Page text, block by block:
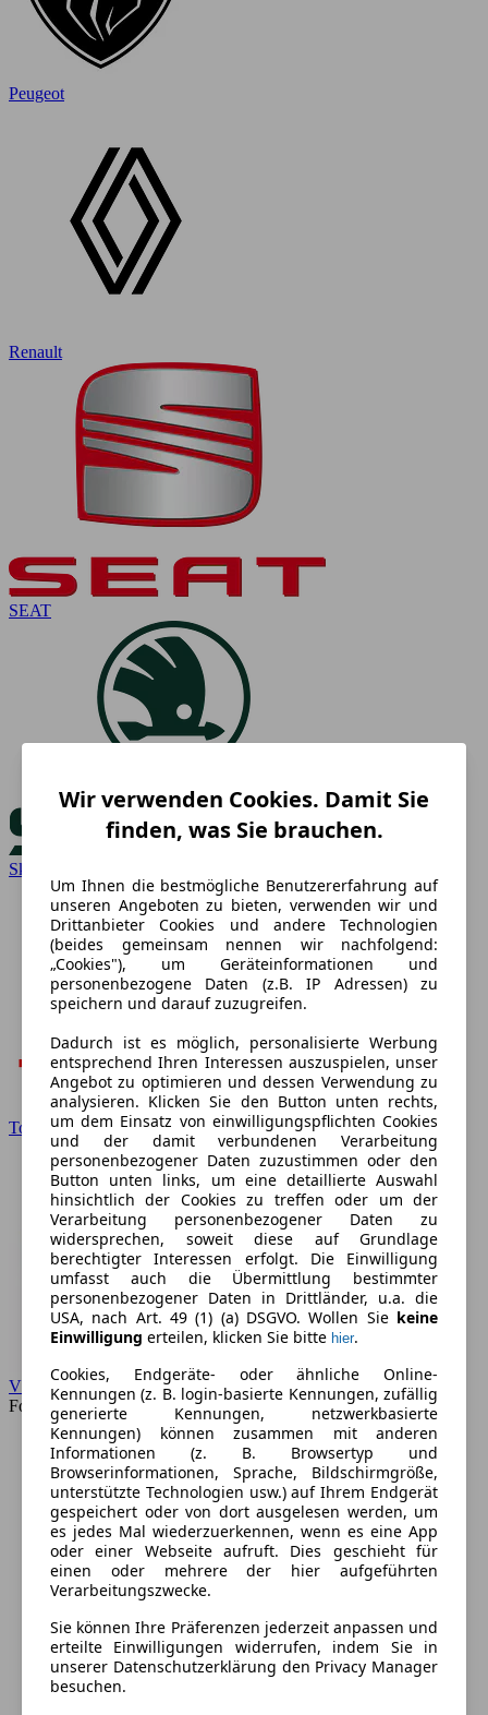
Peugeot
Renault
SEAT
Skoda
Toyota
VW
Forum
Wir verwenden Cookies. Damit Sie
finden, was Sie brauchen.
Um Ihnen die bestmögliche Benutzererfahrung auf
unseren Angeboten zu bieten, verwenden wir und
Drittanbieter Cookies und andere Technologien
(beides gemeinsam nennen wir nachfolgend:
„Cookies"), um Geräteinformationen und
personenbezogene Daten (z.B. IP Adressen) zu
speichern und darauf zuzugreifen.
Dadurch ist es möglich, personalisierte Werbung
entsprechend Ihren Interessen auszuspielen, unser
Angebot zu optimieren und dessen Verwendung zu
analysieren. Klicken Sie den Button unten rechts,
um dem Einsatz von einwilligungspflichten Cookies
und der damit verbundenen Verarbeitung
personenbezogener Daten zuzustimmen oder den
Button unten links, um eine detaillierte Auswahl
hinsichtlich der Cookies zu treffen oder um der
Verarbeitung personenbezogener Daten zu
widersprechen, soweit diese auf Grundlage
berechtigter Interessen erfolgt. Die Einwilligung
umfasst auch die Übermittlung bestimmter
personenbezogener Daten in Drittländer, u.a. die
USA, nach Art. 49 (1) (a) DSGVO. Wollen Sie keine
Einwilligung erteilen, klicken Sie bitte hier.
Cookies, Endgeräte- oder ähnliche Online-
Kennungen (z. B. login-basierte Kennungen, zufällig
generierte Kennungen, netzwerkbasierte
Kennungen) können zusammen mit anderen
Informationen (z. B. Browsertyp und
Browserinformationen, Sprache, Bildschirmgröße,
unterstützte Technologien usw.) auf Ihrem Endgerät
gespeichert oder von dort ausgelesen werden, um
es jedes Mal wiederzuerkennen, wenn es eine App
oder einer Webseite aufruft. Dies geschieht für
einen oder mehrere der hier aufgeführten
Verarbeitungszwecke.
Sie können Ihre Präferenzen jederzeit anpassen und
erteilte Einwilligungen widerrufen, indem Sie in
unserer Datenschutzerklärung den Privacy Manager
besuchen.